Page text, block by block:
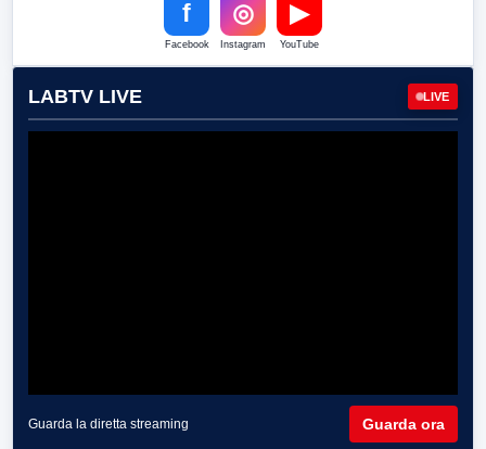
f
Facebook
◎
Instagram
▶
YouTube
LABTV LIVE LIVE
Guarda la diretta streaming Guarda ora